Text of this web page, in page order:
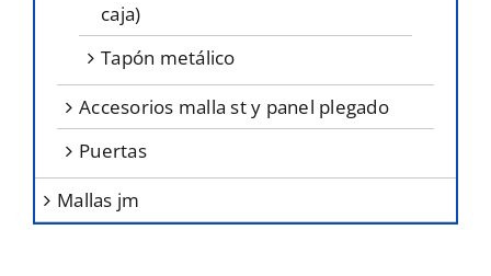
caja)
tapón metálico
accesorios malla st y panel plegado
puertas
mallas jm